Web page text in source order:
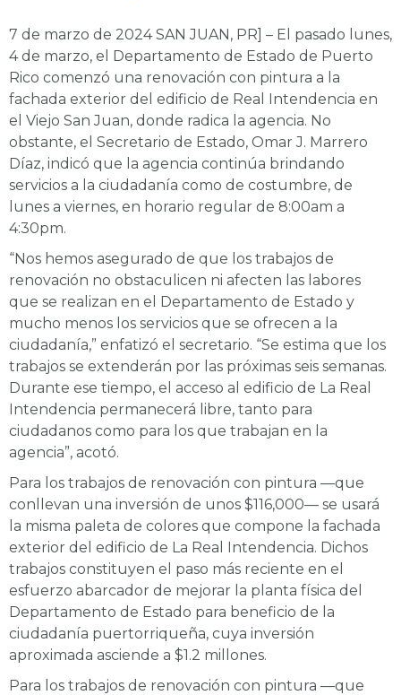
7 de marzo de 2024 SAN JUAN, PR] – El pasado lunes,
4 de marzo, el Departamento de Estado de Puerto
Rico comenzó una renovación con pintura a la
fachada exterior del edificio de Real Intendencia en
el Viejo San Juan, donde radica la agencia. No
obstante, el Secretario de Estado, Omar J. Marrero
Díaz, indicó que la agencia continúa brindando
servicios a la ciudadanía como de costumbre, de
lunes a viernes, en horario regular de 8:00am a
4:30pm.
“Nos hemos asegurado de que los trabajos de
renovación no obstaculicen ni afecten las labores
que se realizan en el Departamento de Estado y
mucho menos los servicios que se ofrecen a la
ciudadanía,” enfatizó el secretario. “Se estima que los
trabajos se extenderán por las próximas seis semanas.
Durante ese tiempo, el acceso al edificio de La Real
Intendencia permanecerá libre, tanto para
ciudadanos como para los que trabajan en la
agencia”, acotó.
Para los trabajos de renovación con pintura —que
conllevan una inversión de unos $116,000— se usará
la misma paleta de colores que compone la fachada
exterior del edificio de La Real Intendencia. Dichos
trabajos constituyen el paso más reciente en el
esfuerzo abarcador de mejorar la planta física del
Departamento de Estado para beneficio de la
ciudadanía puertorriqueña, cuya inversión
aproximada asciende a $1.2 millones.
Para los trabajos de renovación con pintura —que